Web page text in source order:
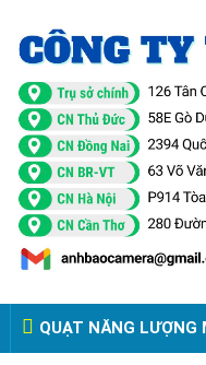
QUẠT NĂNG LƯỢNG